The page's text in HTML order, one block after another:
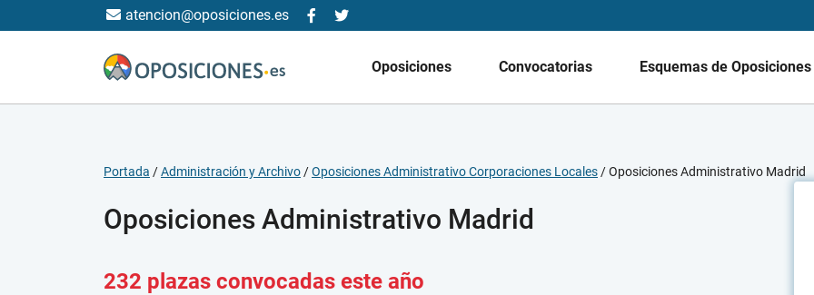
atencion@oposiciones.es
Oposiciones Convocatorias Esquemas de Oposiciones
Portada /Administración y Archivo /Oposiciones Administrativo Corporaciones Locales /Oposiciones Administrativo Madrid
Oposiciones Administrativo Madrid
232 plazas convocadas este año